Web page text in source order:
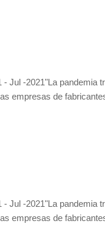
Jul -2021"La pandemia
empresas de
Jul -2021"La pandemia
empresas de